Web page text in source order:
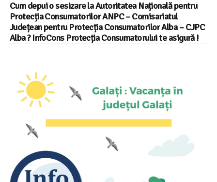
Cum depui o sesizare la Autoritatea Națională pentru
Protecția Consumatorilor ANPC – Comisariatul
Județean pentru Protecția Consumatorilor Alba – CJPC
Alba ? InfoCons Protecția Consumatorului te asigură !